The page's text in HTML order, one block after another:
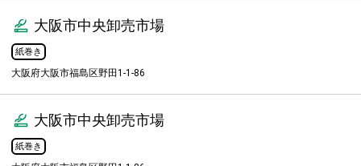
大阪市中央卸売市場
紙巻き
大阪府大阪市福島区野田1-1-86
大阪市中央卸売市場
紙巻き